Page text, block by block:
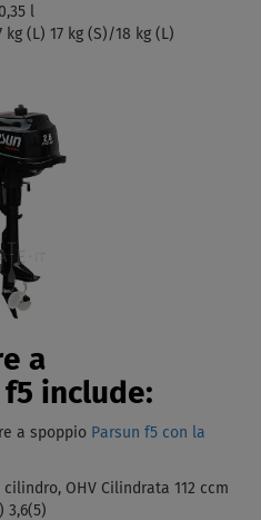
l
kg (L) 17 kg (S)/18 kg (L)
a
include:
a spoppio Parsun f5 con la
OHV Cilindrata 112 ccm
3,6(5)